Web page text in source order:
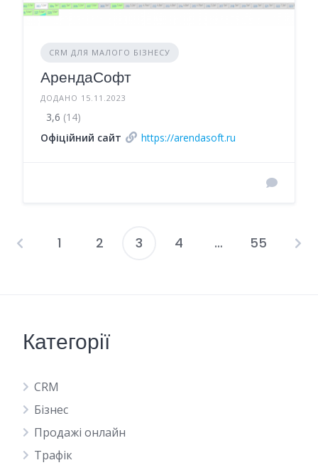
CRM ДЛЯ МАЛОГО БІЗНЕСУ
АрендаСофт
ДОДАНО 15.11.2023
3,6 (14)
Офіційний сайт
https://arendasoft.ru
Навігація
1 2 3 4 … 55
Категорії
CRM
Бізнес
Продажі онлайн
Трафік